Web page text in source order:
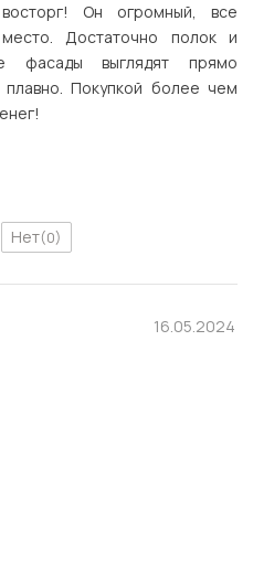
Он огромный, все
Достаточно полок и
фасады выглядят прямо
Покупкой более чем
Нет(0)
16.05.2024